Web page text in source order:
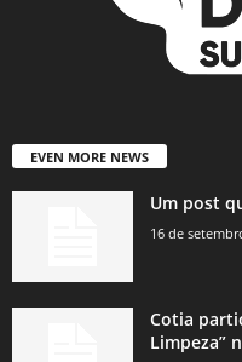
EVEN MORE NEWS
Um post
16 de
Cotia
Limpeza”